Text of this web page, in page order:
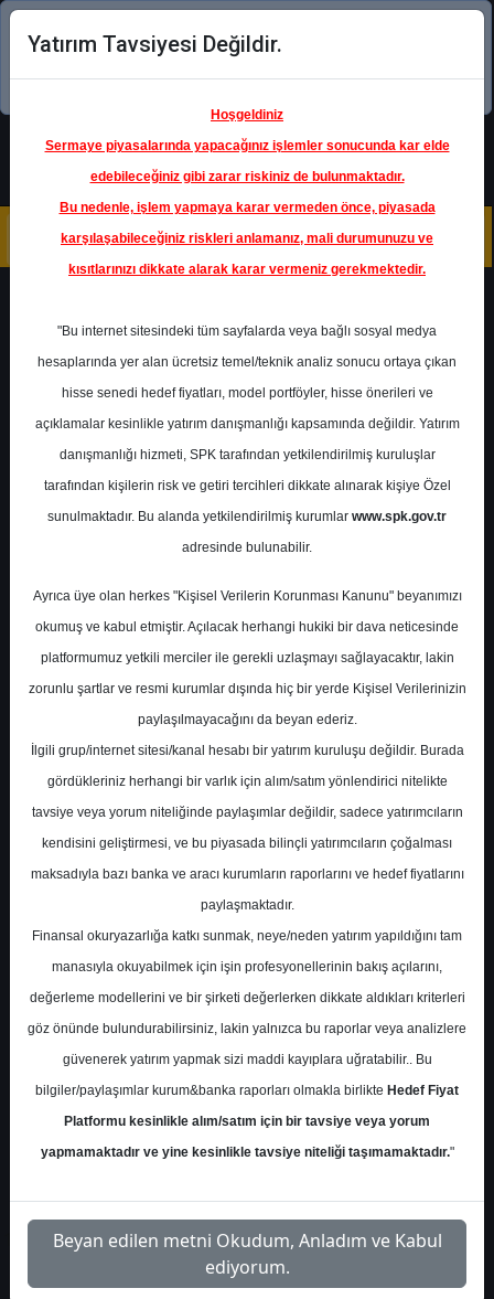
Şimdi uygulamayı indirin!
Ana Sayfa Raporlar
İnfo Yatırım
Rapor Detay
TOASO - Finansal
Değerlendirme Raporu
A- A+
TOASO - Finansal Değerlendirme Raporu
Salı, 10 Şubat 2026 00:00
S.No Dosya Adı İndir
1
info-yatirim-finansal-
degerlendirme-raporu-toaso-
6644
İlgili
Dosyayı
İndir
Yatırım Tavsiyesi Değildir.
Hoşgeldiniz
Sermaye piyasalarında yapacağınız işlemler sonucunda kar elde
edebileceğiniz gibi zarar riskiniz de bulunmaktadır.
Bu nedenle, işlem yapmaya karar vermeden önce, piyasada
karşılaşabileceğiniz riskleri anlamanız, mali durumunuzu ve
kısıtlarınızı dikkate alarak karar vermeniz gerekmektedir.
"Bu internet sitesindeki tüm sayfalarda veya bağlı sosyal medya
hesaplarında yer alan ücretsiz temel/teknik analiz sonucu ortaya çıkan
hisse senedi hedef fiyatları, model portföyler, hisse önerileri ve
açıklamalar kesinlikle yatırım danışmanlığı kapsamında değildir. Yatırım
danışmanlığı hizmeti, SPK tarafından yetkilendirilmiş kuruluşlar
tarafından kişilerin risk ve getiri tercihleri dikkate alınarak kişiye Özel
sunulmaktadır. Bu alanda yetkilendirilmiş kurumlar www.spk.gov.tr
adresinde bulunabilir.
Ayrıca üye olan herkes "Kişisel Verilerin Korunması Kanunu" beyanımızı
okumuş ve kabul etmiştir. Açılacak herhangi hukiki bir dava neticesinde
platformumuz yetkili merciler ile gerekli uzlaşmayı sağlayacaktır, lakin
zorunlu şartlar ve resmi kurumlar dışında hiç bir yerde Kişisel Verilerinizin
paylaşılmayacağını da beyan ederiz.
İlgili grup/internet sitesi/kanal hesabı bir yatırım kuruluşu değildir. Burada
gördükleriniz herhangi bir varlık için alım/satım yönlendirici nitelikte
tavsiye veya yorum niteliğinde paylaşımlar değildir, sadece yatırımcıların
kendisini geliştirmesi, ve bu piyasada bilinçli yatırımcıların çoğalması
maksadıyla bazı banka ve aracı kurumların raporlarını ve hedef fiyatlarını
paylaşmaktadır.
Finansal okuryazarlığa katkı sunmak, neye/neden yatırım yapıldığını tam
manasıyla okuyabilmek için işin profesyonellerinin bakış açılarını,
değerleme modellerini ve bir şirketi değerlerken dikkate aldıkları kriterleri
göz önünde bulundurabilirsiniz, lakin yalnızca bu raporlar veya analizlere
güvenerek yatırım yapmak sizi maddi kayıplara uğratabilir.. Bu
bilgiler/paylaşımlar kurum&banka raporları olmakla birlikte Hedef Fiyat
Platformu kesinlikle alım/satım için bir tavsiye veya yorum
yapmamaktadır ve yine kesinlikle tavsiye niteliği taşımamaktadır."
Beyan edilen metni Okudum, Anladım ve Kabul
ediyorum.